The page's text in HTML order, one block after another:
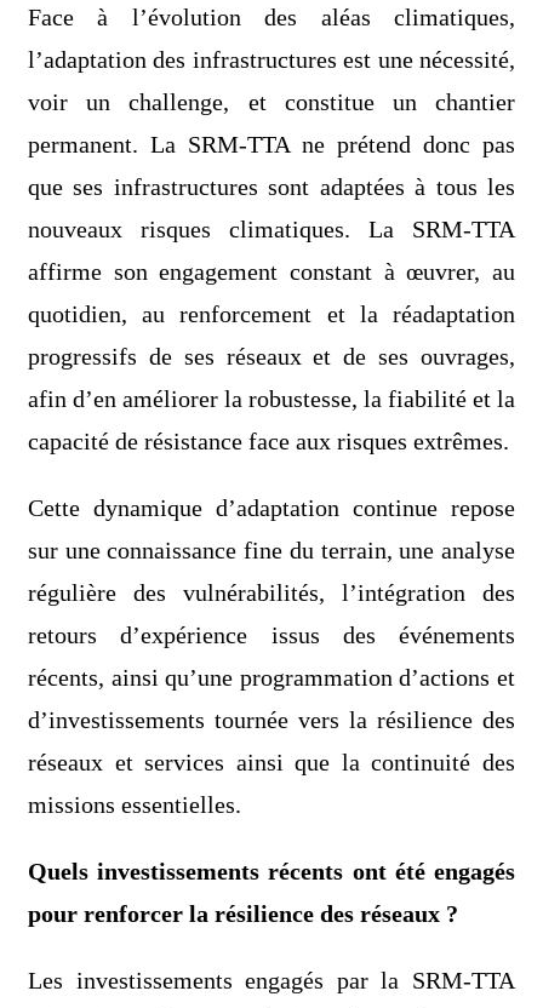
Face à l’évolution des aléas climatiques,
l’adaptation des infrastructures est une nécessité,
voir un challenge, et constitue un chantier
permanent. La SRM-TTA ne prétend donc pas
que ses infrastructures sont adaptées à tous les
nouveaux risques climatiques. La SRM-TTA
affirme son engagement constant à œuvrer, au
quotidien, au renforcement et la réadaptation
progressifs de ses réseaux et de ses ouvrages,
afin d’en améliorer la robustesse, la fiabilité et la
capacité de résistance face aux risques extrêmes.
Cette dynamique d’adaptation continue repose
sur une connaissance fine du terrain, une analyse
régulière des vulnérabilités, l’intégration des
retours d’expérience issus des événements
récents, ainsi qu’une programmation d’actions et
d’investissements tournée vers la résilience des
réseaux et services ainsi que la continuité des
missions essentielles.
Quels investissements récents ont été engagés
pour renforcer la résilience des réseaux ?
Les investissements engagés par la SRM-TTA